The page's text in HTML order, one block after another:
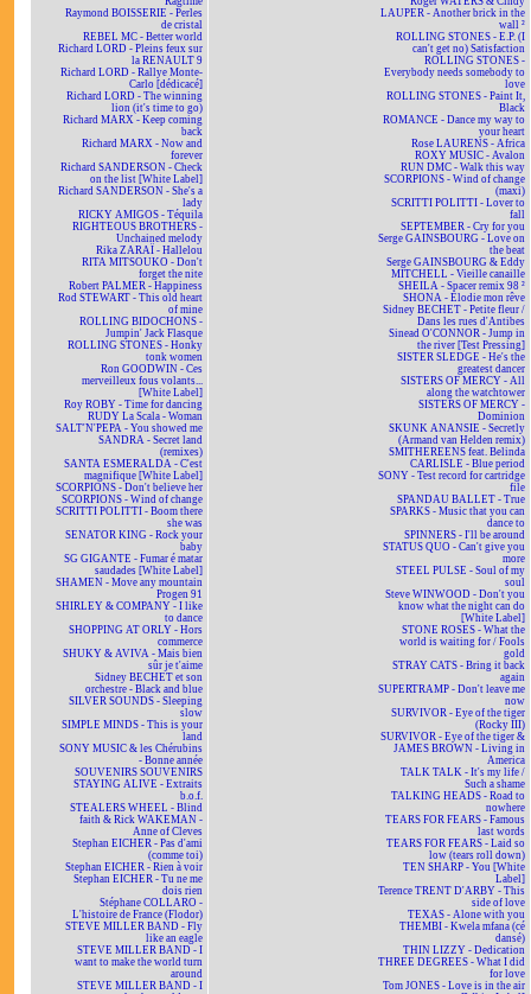
Raymond BOISSERIE - Perles
de cristal
REBEL MC - Better world
Richard LORD - Pleins feux sur
la RENAULT 9
Richard LORD - Rallye Monte-
Carlo [dédicacé]
Richard LORD - The winning
lion (it's time to go)
Richard MARX - Keep coming
back
Richard MARX - Now and
forever
Richard SANDERSON - Check
on the list [White Label]
Richard SANDERSON - She's a
lady
RICKY AMIGOS - Téquila
RIGHTEOUS BROTHERS -
Unchained melody
Rika ZARAÏ - Hallelou
RITA MITSOUKO - Don't
forget the nite
Robert PALMER - Happiness
Rod STEWART - This old heart
of mine
ROLLING BIDOCHONS -
Jumpin' Jack Flasque
ROLLING STONES - Honky
tonk women
Ron GOODWIN - Ces
merveilleux fous volants...
[White Label]
Roy ROBY - Time for dancing
RUDY La Scala - Woman
SALT'N'PEPA - You showed me
SANDRA - Secret land
(remixes)
SANTA ESMERALDA - C'est
magnifique [White Label]
SCORPIONS - Don't believe her
SCORPIONS - Wind of change
SCRITTI POLITTI - Boom there
she was
SENATOR KING - Rock your
baby
SG GIGANTE - Fumar é matar
saudades [White Label]
SHAMEN - Move any mountain
Progen 91
SHIRLEY & COMPANY - I like
to dance
SHOPPING AT ORLY - Hors
commerce
SHUKY & AVIVA - Mais bien
sûr je t'aime
Sidney BECHET et son
orchestre - Black and blue
SILVER SOUNDS - Sleeping
slow
SIMPLE MINDS - This is your
land
SONY MUSIC & les Chérubins
- Bonne année
SOUVENIRS SOUVENIRS
STAYING ALIVE - Extraits
b.o.f.
STEALERS WHEEL - Blind
faith & Rick WAKEMAN -
Anne of Cleves
Stephan EICHER - Pas d'ami
(comme toi)
Stephan EICHER - Rien à voir
Stephan EICHER - Tu ne me
dois rien
Stéphane COLLARO -
L'histoire de France (Flodor)
STEVE MILLER BAND - Fly
like an eagle
STEVE MILLER BAND - I
want to make the world turn
around
STEVE MILLER BAND - I
LAUPER - Another brick in the
wall ²
ROLLING STONES - E.P. (I
can't get no) Satisfaction
ROLLING STONES -
Everybody needs somebody to
love
ROLLING STONES - Paint It,
Black
ROMANCE - Dance my way to
your heart
Rose LAURENS - Africa
ROXY MUSIC - Avalon
RUN DMC - Walk this way
SCORPIONS - Wind of change
(maxi)
SCRITTI POLITTI - Lover to
fall
SEPTEMBER - Cry for you
Serge GAINSBOURG - Love on
the beat
Serge GAINSBOURG & Eddy
MITCHELL - Vieille canaille
SHEILA - Spacer remix 98 ²
SHONA - Elodie mon rêve
Sidney BECHET - Petite fleur /
Dans les rues d'Antibes
Sinead O'CONNOR - Jump in
the river [Test Pressing]
SISTER SLEDGE - He's the
greatest dancer
SISTERS OF MERCY - All
along the watchtower
SISTERS OF MERCY -
Dominion
SKUNK ANANSIE - Secretly
(Armand van Helden remix)
SMITHEREENS feat. Belinda
CARLISLE - Blue period
SONY - Test record for cartridge
file
SPANDAU BALLET - True
SPARKS - Music that you can
dance to
SPINNERS - I'll be around
STATUS QUO - Can't give you
more
STEEL PULSE - Soul of my
soul
Steve WINWOOD - Don't you
know what the night can do
[White Label]
STONE ROSES - What the
world is waiting for / Fools
gold
STRAY CATS - Bring it back
again
SUPERTRAMP - Don't leave me
now
SURVIVOR - Eye of the tiger
(Rocky III)
SURVIVOR - Eye of the tiger &
JAMES BROWN - Living in
America
TALK TALK - It's my life /
Such a shame
TALKING HEADS - Road to
nowhere
TEARS FOR FEARS - Famous
last words
TEARS FOR FEARS - Laid so
low (tears roll down)
TEN SHARP - You [White
Label]
Terence TRENT D'ARBY - This
side of love
TEXAS - Alone with you
THEMBI - Kwela mfana (cé
dansé)
THIN LIZZY - Dedication
THREE DEGREES - What I did
for love
Tom JONES - Love is in the air